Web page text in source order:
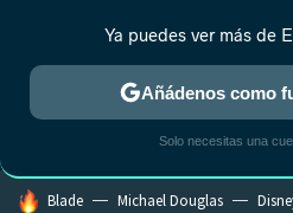
MENÚ
ESTRENOS REALITY
HOY SE HABLA DE
Blade Michael Douglas
Ya puedes ver más de
Añádenos como
Solo necesitas una